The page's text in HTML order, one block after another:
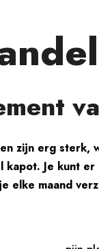
zijn erg sterk,
kapot. Je kunt
elke maand